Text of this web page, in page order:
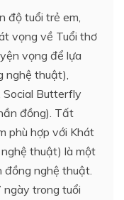
độ tuổi trẻ em,
vọng về Tuổi thơ
vọng để lựa
nghệ thuật),
Social Butterfly
đồng). Tất
phù hợp với Khát
thuật) là một
nghệ thuật.
ngày trong tuổi